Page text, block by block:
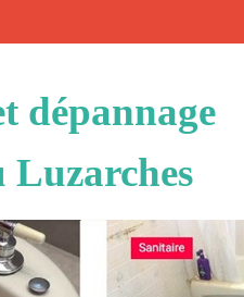
dépannage
Luzarches